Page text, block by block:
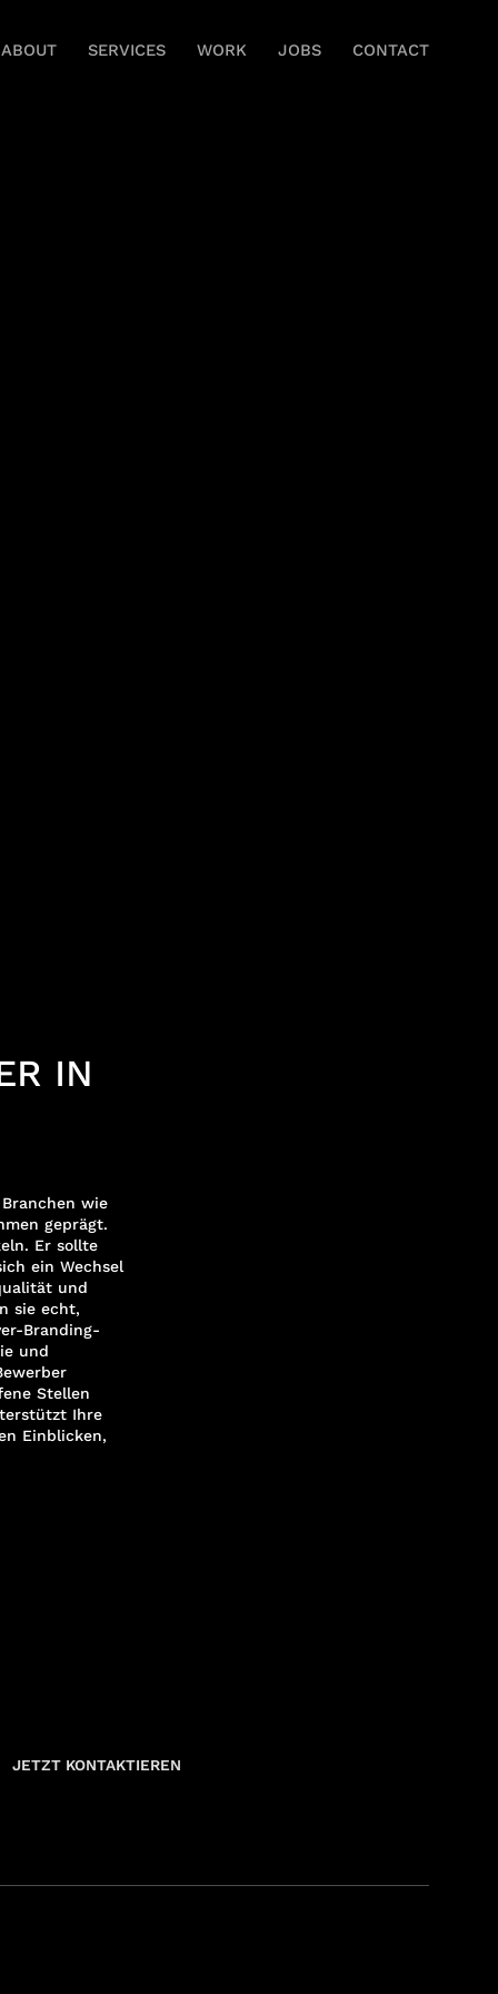
ABOUT SERVICES WORK JOBS CONTACT
IN
wie
geprägt.
Er sollte
ein Wechsel
und
sie echt,
Branding-
und
Stellen
Ihre
Einblicken,
JETZT KONTAKTIEREN